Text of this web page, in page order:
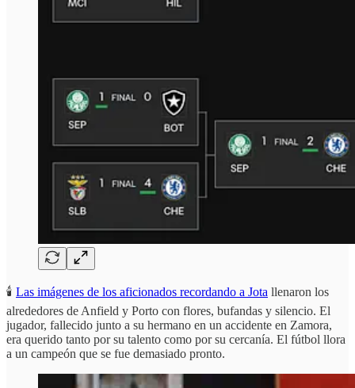
🕯️ Las imágenes de los aficionados recordando a Jota llenaron los
alrededores de Anfield y Porto con flores, bufandas y silencio. El
jugador, fallecido junto a su hermano en un accidente en Zamora,
era querido tanto por su talento como por su cercanía. El fútbol llora
a un campeón que se fue demasiado pronto.